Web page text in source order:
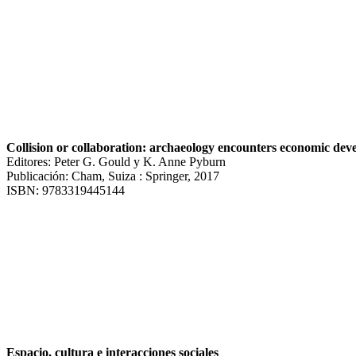
Collision or collaboration: archaeology encounters economic
Editores: Peter G. Gould y K. Anne Pyburn
Publicación: Cham, Suiza : Springer, 2017
ISBN: 9783319445144
Espacio, cultura e interacciones sociales